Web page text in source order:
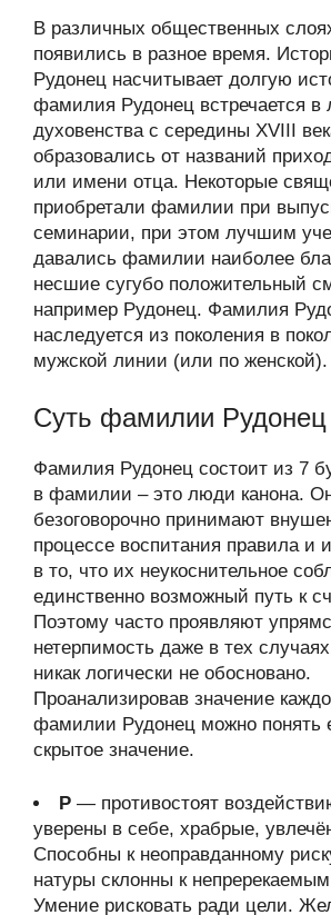
В различных общественных
появились в разное время.
Рудонец насчитывает долгую
фамилия Рудонец встречается в
духовенства с середины XVIII
образовались от названий
или имени отца. Некоторые
приобретали фамилии при
семинарии, при этом лучшим
давались фамилии наиболее
несшие сугубо положительный
например Рудонец. Фамилия
наследуется из поколения в
мужской линии (или по женской).
Суть фамилии Рудонец
Фамилия Рудонец состоит из 7
в фамилии – это люди канона.
безоговорочно принимают
процессе воспитания правила и
в то, что их неукоснительное
единственно возможный путь к
Поэтому часто проявляют
нетерпимость даже в тех
никак логически не обосновано.
Проанализировав значение
фамилии Рудонец можно понять
скрытое значение.
Р — противостоят
уверены в себе, храбрые,
Способны к неоправданному
натуры склонны к
Умение рисковать ради цели.